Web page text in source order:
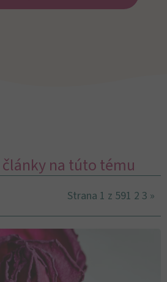
na túto tému
Strana 1 z 591 2 3 »